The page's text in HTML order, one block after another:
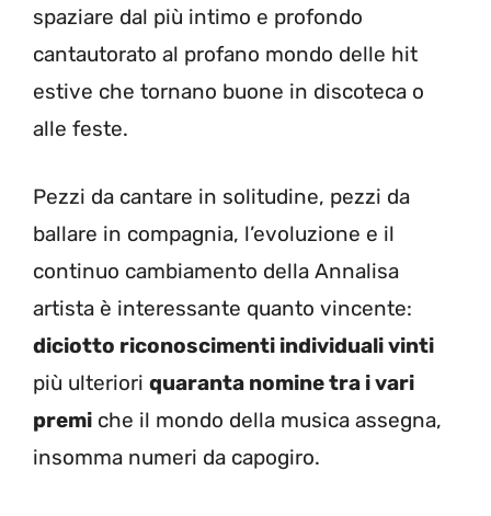
spaziare dal più intimo e profondo
cantautorato al profano mondo delle hit
estive che tornano buone in discoteca o
alle feste.
Pezzi da cantare in solitudine, pezzi da
ballare in compagnia, l’evoluzione e il
continuo cambiamento della Annalisa
artista è interessante quanto vincente:
diciotto riconoscimenti individuali vinti
più ulteriori quaranta nomine tra i vari
premi che il mondo della musica assegna,
insomma numeri da capogiro.